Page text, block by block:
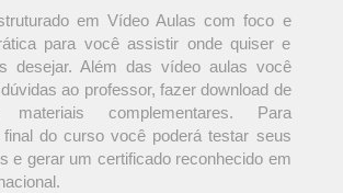
em Vídeo Aulas com foco e
para você assistir onde quiser e
desejar. Além das vídeo aulas você
ao professor, fazer download de
complementares. Para
final do curso você poderá testar seus
e gerar um certificado reconhecido em